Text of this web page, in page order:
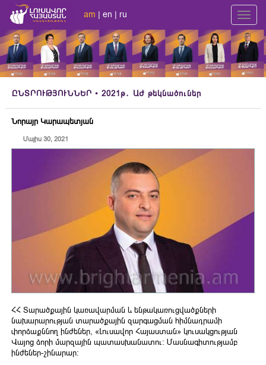
am | en | ru
ԸՆՏՐՈՒԹՅՈՒՆՆԵՐ • 2021թ․ ԱԺ թեկնածուներ
Նորայր Կարապետյան
Մայիս 30, 2021
ՀՀ Տարածքային կառավարման և ենթակառուցվածքների
նախարարության տարածքային զարգացման հիմնադրամի
փորձաքննող ինժեներ, «Լուսավոր Հայաստան» կուսակցության
Վայոց ձորի մարզային պատասխանատու։ Մասնագիտությամբ՝
ինժեներ-շինարար։